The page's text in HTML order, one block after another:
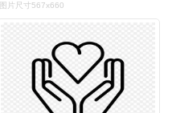
图片尺寸567x660